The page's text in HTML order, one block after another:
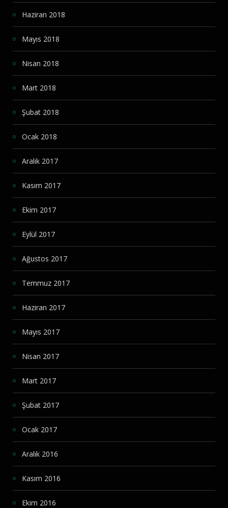
Haziran 2018
Mayıs 2018
Nisan 2018
Mart 2018
Şubat 2018
Ocak 2018
Aralık 2017
Kasım 2017
Ekim 2017
Eylül 2017
Ağustos 2017
Temmuz 2017
Haziran 2017
Mayıs 2017
Nisan 2017
Mart 2017
Şubat 2017
Ocak 2017
Aralık 2016
Kasım 2016
Ekim 2016